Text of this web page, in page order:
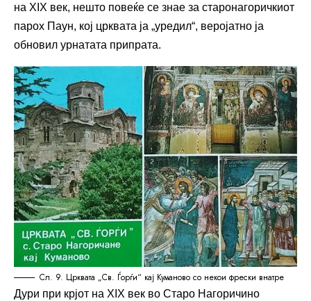
на XIX век, нешто повеќе се знае за старонагоричкиот
парох Паун, кој црквата ја „уредил“, веројатно ја
обновил урнатата припрата.
Сл. 9. Црквата „Св. Ѓорѓи“ кај Куманово со некои фрески внатре
Дури при крјот на XIX век во Старо Нагоричино